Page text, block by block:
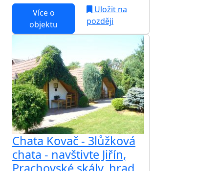
Více o
objektu
Uložit na
později
Chata Kovač - 3lůžková
chata - navštivte Jiřín,